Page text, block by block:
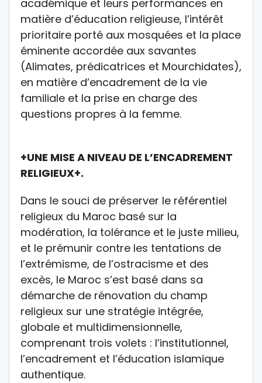
académique et leurs performances en
matière d’éducation religieuse, l’intérêt
prioritaire porté aux mosquées et la place
éminente accordée aux savantes
(Alimates, prédicatrices et Mourchidates),
en matière d’encadrement de la vie
familiale et la prise en charge des
questions propres à la femme.
+UNE MISE A NIVEAU DE L’ENCADREMENT
RELIGIEUX+.
Dans le souci de préserver le référentiel
religieux du Maroc basé sur la
modération, la tolérance et le juste milieu,
et le prémunir contre les tentations de
l’extrémisme, de l’ostracisme et des
excès, le Maroc s’est basé dans sa
démarche de rénovation du champ
religieux sur une stratégie intégrée,
globale et multidimensionnelle,
comprenant trois volets : l’institutionnel,
l’encadrement et l’éducation islamique
authentique.